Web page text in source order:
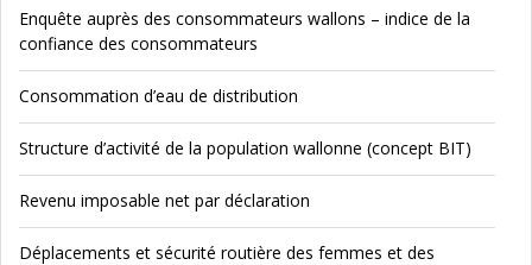
Enquête auprès des consommateurs wallons – indice de la
confiance des consommateurs
Consommation d’eau de distribution
Structure d’activité de la population wallonne (concept BIT)
Revenu imposable net par déclaration
Déplacements et sécurité routière des femmes et des